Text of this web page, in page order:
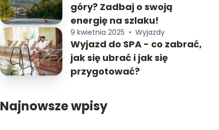
góry? Zadbaj o swoją
energię na szlaku!
9 kwietnia 2025 • Wyjazdy
Wyjazd do SPA - co zabrać,
jak się ubrać i jak się
przygotować?
Najnowsze wpisy